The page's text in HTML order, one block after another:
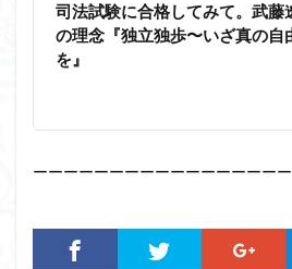
司法試験に合格してみて。武藤
の理念『独立独歩〜いざ真の自
を』
ーーーーーーーーーーーーーーーー